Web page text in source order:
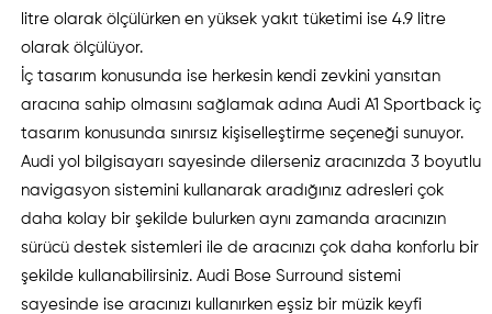
litre olarak ölçülürken en yüksek yakıt tüketimi ise 4.9 litre
olarak ölçülüyor.
İç tasarım konusunda ise herkesin kendi zevkini yansıtan
aracına sahip olmasını sağlamak adına Audi A1 Sportback iç
tasarım konusunda sınırsız kişiselleştirme seçeneği sunuyor.
Audi yol bilgisayarı sayesinde dilerseniz aracınızda 3 boyutlu
navigasyon sistemini kullanarak aradığınız adresleri çok
daha kolay bir şekilde bulurken aynı zamanda aracınızın
sürücü destek sistemleri ile de aracınızı çok daha konforlu bir
şekilde kullanabilirsiniz. Audi Bose Surround sistemi
sayesinde ise aracınızı kullanırken eşsiz bir müzik keyfi